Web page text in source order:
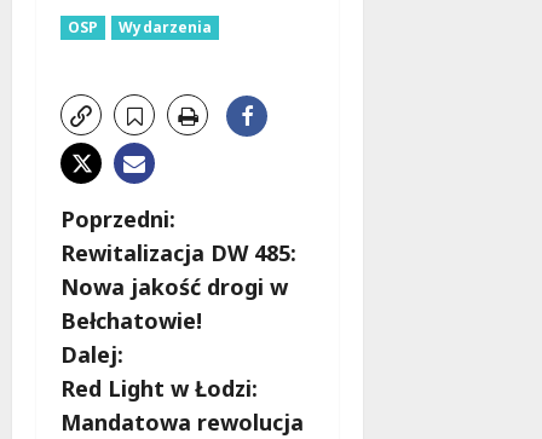
OSP Wydarzenia
Z
o
b
a
c
Poprzedni:
Rewitalizacja DW 485:
Nowa jakość drogi w
Bełchatowie!
Dalej:
Red Light w Łodzi:
Mandatowa rewolucja